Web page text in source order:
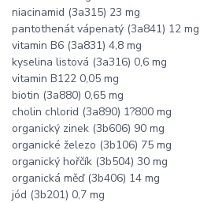
niacinamid (3a315) 23 mg
pantothenát vápenatý (3a841) 12 mg
vitamin B6 (3a831) 4,8 mg
kyselina listová (3a316) 0,6 mg
vitamin B122 0,05 mg
biotin (3a880) 0,65 mg
cholin chlorid (3a890) 1?800 mg
organický zinek (3b606) 90 mg
organické železo (3b106) 75 mg
organický hořčík (3b504) 30 mg
organická měď (3b406) 14 mg
jód (3b201) 0,7 mg